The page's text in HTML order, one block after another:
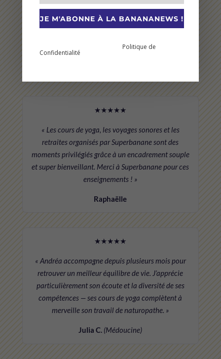
« Un accueil de très grande qualité. Ma fille s’est
sentie enfin entendue, comprise et moins seule.
son moment et de son besoin. »
★★★★★
« Les cours de yoga, les voyages sonores et les
retraites organisés par Superbanane sont des
moments privilégiés grâce à un encadrement souple
et super bienveillant. Merci à Superbanane pour ces
enseignements ! »
Raphaëlle
★★★★★
« Andréa accompagne depuis plusieurs mois pour
retrouver un meilleur équilibre de vie. J’apprécie
particulièrement son écoute et la diversité de ses
compétences — ses cours de yoga complètent à
merveille son travail de naturopathe. »
Julia C. (Médoucine)
JE M'ABONNE À LA BANANANEWS !
Politique de
Confidentialité